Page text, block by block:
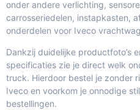
onder andere verlichting,
carrosseriedelen, instapkasten,
onderdelen voor Iveco
Dankzij duidelijke productfoto’s
specificaties zie je direct welk
truck. Hierdoor bestel je zonder
Iveco en voorkom je onnodige
bestellingen.